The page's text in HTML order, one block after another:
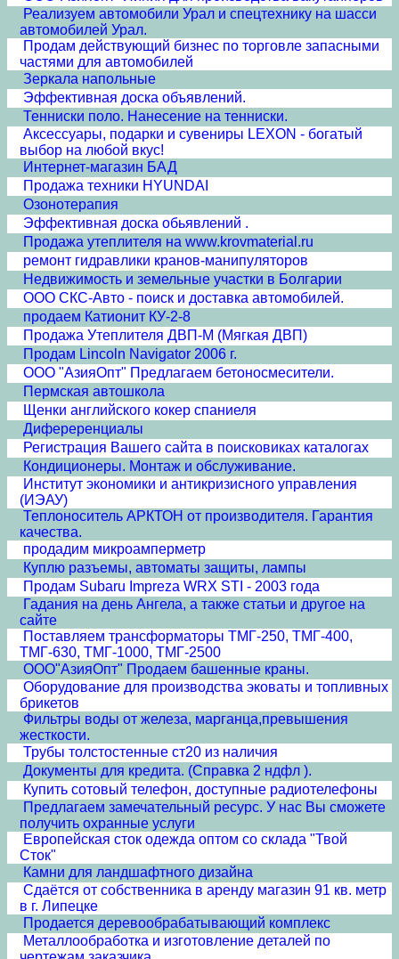
Реализуем автомобили Урал и спецтехнику на шасси
автомобилей Урал.
Продам действующий бизнес по торговле запасными
частями для автомобилей
Зеркала напольные
Эффективная доска объявлений.
Тенниски поло. Нанесение на тенниски.
Аксессуары, подарки и сувениры LEXON - богатый
выбор на любой вкус!
Интернет-магазин БАД
Продажа техники HYUNDAI
Озонотерапия
Эффективная доска обьявлений .
Продажа утеплителя на www.krovmaterial.ru
ремонт гидравлики кранов-манипуляторов
Недвижимость и земельные участки в Болгарии
ООО СКС-Авто - поиск и доставка автомобилей.
продаем Катионит КУ-2-8
Продажа Утеплителя ДВП-М (Мягкая ДВП)
Продам Lincoln Navigator 2006 г.
ООО "АзияОпт" Предлагаем бетоносмесители.
Пермская автошкола
Щенки английского кокер спаниеля
Дифереренциалы
Регистрация Вашего сайта в поисковиках каталогах
Кондиционеры. Монтаж и обслуживание.
Институт экономики и антикризисного управления
(ИЭАУ)
Теплоноситель АРКТОН от производителя. Гарантия
качества.
продадим микроамперметр
Куплю разъемы, автоматы защиты, лампы
Продам Subaru Impreza WRX STI - 2003 года
Гадания на день Ангела, а также статьи и другое на
сайте
Поставляем трансформаторы ТМГ-250, ТМГ-400,
ТМГ-630, ТМГ-1000, ТМГ-2500
ООО"АзияОпт" Продаем башенные краны.
Оборудование для производства эковаты и топливных
брикетов
Фильтры воды от железа, марганца,превышения
жесткости.
Трубы толстостенные ст20 из наличия
Документы для кредита. (Справка 2 ндфл ).
Купить сотовый телефон, доступные радиотелефоны
Предлагаем замечательный ресурс. У нас Вы сможете
получить охранные услуги
Европейская сток одежда оптом со склада "Твой
Сток"
Камни для ландшафтного дизайна
Сдаётся от собственника в аренду магазин 91 кв. метр
в г. Липецке
Продается деревообрабатывающий комплекс
Металлообработка и изготовление деталей по